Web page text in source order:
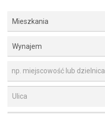
Mieszkania
Wynajem
np. miejscowość lub dzielnica